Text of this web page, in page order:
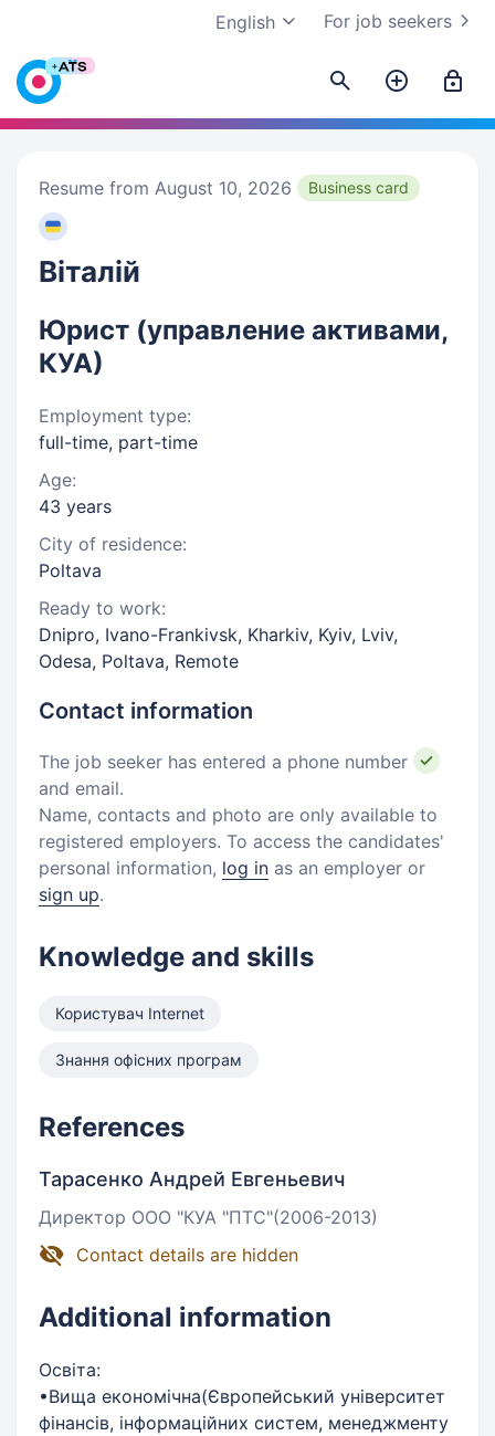
For job seekers
English
Resume from August 10, 2026 Business card
Віталій
Юрист (управление активами,
КУА)
Employment type:
full-time, part-time
Age:
43 years
City of residence:
Poltava
Ready to work:
Dnipro, Ivano-Frankivsk, Kharkiv, Kyiv, Lviv,
Odesa, Poltava, Remote
Contact information
The job seeker has entered a phone number
and email.
Name, contacts and photo are only available to
registered employers. To access the candidates'
personal information, log in as an employer or
sign up.
Knowledge and skills
Користувач Internet
Знання офісних програм
References
Тарасенко Андрей Евгеньевич
Директор ООО "КУА "ПТС"(2006-2013)
Contact details are hidden
Additional information
Освіта:
•Вища економічна(Європейський університет
фінансів, інформаційних систем, менеджменту